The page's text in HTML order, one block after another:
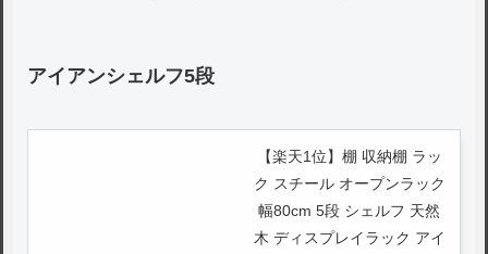
アイアンシェルフ5段
【楽天1位】棚 収納棚 ラッ
ク スチール オープンラック
幅80cm 5段 シェルフ 天然
木 ディスプレイラック アイ